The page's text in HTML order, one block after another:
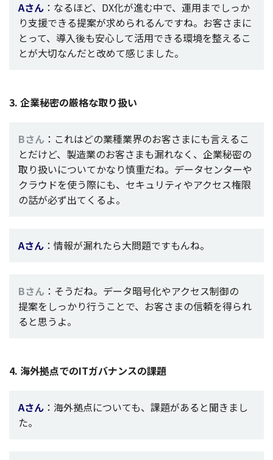
Aさん ：なるほど、DX化が進む中で、 運用までしっか
り支援できる提案が求められるんですね。お客さまに
とって、 導入後も安心して活用できる環境を整えるこ
とが大切なんだと改めて感じました。
3. 企業秘密の厳格な取り扱い
Bさん ：これはどの業種業界のお客さまにも言えるこ
とだけど、 製造業のお客さまも漏れなく、 企業秘密の
取り扱いについてかなり慎重だね。 データセンターや
クラウドを使う際にも、 セキュリティやアクセス権限
の話が必ず出てくるよ。
Aさん ： 情報が漏れたら大問題ですもんね。
Bさん ：そうだね。 データ暗号化やアクセス制御の
提案をしっかり行うことで、お客さまの信頼を得られ
ると思うよ。
4. 海外拠点でのITガバナンスの課題
Aさん ： 海外拠点についても、 課題があると聞きまし
た。